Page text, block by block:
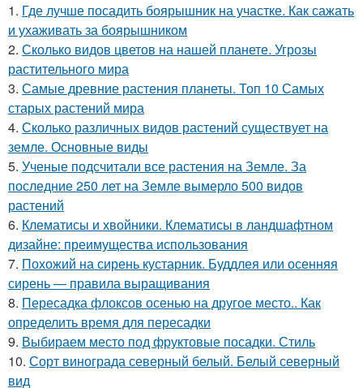
1. Где лучше посадить боярышник на участке. Как сажать
и ухаживать за боярышником
2. Сколько видов цветов на нашей планете. Угрозы
растительного мира
3. Самые древние растения планеты. Топ 10 Самых
старых растений мира
4. Сколько различных видов растений существует на
земле. Основные виды
5. Ученые подсчитали все растения на Земле. За
последние 250 лет на Земле вымерло 500 видов
растений
6. Клематисы и хвойники. Клематисы в ландшафтном
дизайне: преимущества использования
7. Похожий на сирень кустарник. Буддлея или осенняя
сирень — правила выращивания
8. Пересадка флоксов осенью на другое место.. Как
определить время для пересадки
9. Выбираем место под фруктовые посадки. Стиль
10. Сорт винограда северный белый. Белый северный
вид